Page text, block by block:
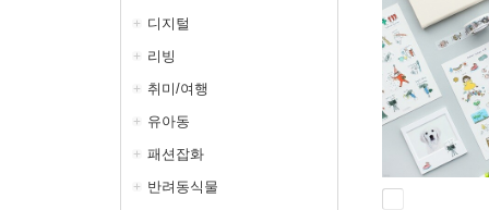
디지털
리빙
취미/여행
유아동
패션잡화
반려동식물